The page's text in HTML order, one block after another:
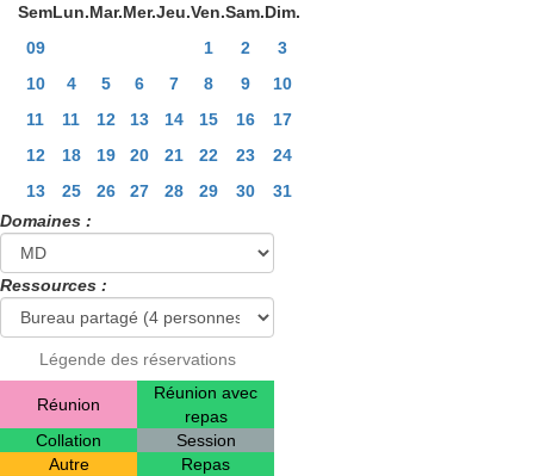
SemLun.Mar.Mer.Jeu.Ven.Sam.Dim.
09
1 2
3
10
4 5 6 7 8 9
10
11
11 12 13 14 15 16
17
12
18 19 20 21 22 23
24
13
25 26 27 28 29 30
31
Domaines :
Ressources :
Légende des réservations
Réunion
Réunion avec
repas
Collation
Session
Autre
Repas